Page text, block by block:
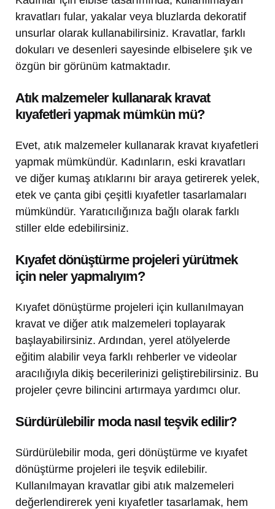
kravatları fular, yakalar veya bluzlarda dekoratif
unsurlar olarak kullanabilirsiniz. Kravatlar, farklı
dokuları ve desenleri sayesinde elbiselere şık ve
özgün bir görünüm katmaktadır.
Atık malzemeler kullanarak kravat
kıyafetleri yapmak mümkün mü?
Evet, atık malzemeler kullanarak kravat kıyafetleri
yapmak mümkündür. Kadınların, eski kravatları
ve diğer kumaş atıklarını bir araya getirerek yelek,
etek ve çanta gibi çeşitli kıyafetler tasarlamaları
mümkündür. Yaratıcılığınıza bağlı olarak farklı
stiller elde edebilirsiniz.
Kıyafet dönüştürme projeleri yürütmek
için neler yapmalıyım?
Kıyafet dönüştürme projeleri için kullanılmayan
kravat ve diğer atık malzemeleri toplayarak
başlayabilirsiniz. Ardından, yerel atölyelerde
eğitim alabilir veya farklı rehberler ve videolar
aracılığıyla dikiş becerilerinizi geliştirebilirsiniz. Bu
projeler çevre bilincini artırmaya yardımcı olur.
Sürdürülebilir moda nasıl teşvik edilir?
Sürdürülebilir moda, geri dönüştürme ve kıyafet
dönüştürme projeleri ile teşvik edilebilir.
Kullanılmayan kravatlar gibi atık malzemeleri
değerlendirerek yeni kıyafetler tasarlamak, hem